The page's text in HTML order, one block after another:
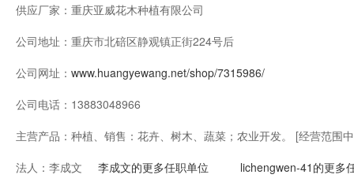
供应厂家： 重庆亚威花木种植有限公司
公司地址： 重庆市北碚区静观镇正街224号后
公司网址： www.huangyewang.net/shop/7315986/
公司电话： 13883048966
主营产品： 种植、销售：花卉、树木、蔬菜；农业开发。 [经营范围
法律、行政法规规定须经批准的项目，应当依法经过批准
法人： 李成文 李成文的更多任职单位 lichengwen-41的更多